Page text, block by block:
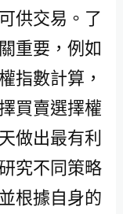
供交易。了
重要，例如
指數計算，
買賣選擇權
做出最有利
究不同策略
根據自身的